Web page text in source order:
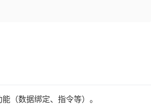
（数据绑定、指令等）。